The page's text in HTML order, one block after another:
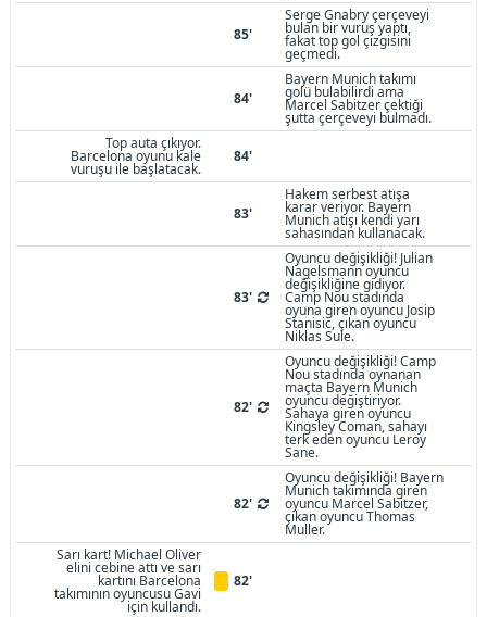
85'
Serge Gnabry çerçeveyi
bulan bir vuruş yaptı,
fakat top gol çizgisini
geçmedi.
84'
Bayern Munich takımı
golü bulabilirdi ama
Marcel Sabitzer çektiği
şutta çerçeveyi bulmadı.
Top auta çıkıyor.
Barcelona oyunu kale
vuruşu ile başlatacak.
84'
83'
Hakem serbest atışa
karar veriyor. Bayern
Munich atışı kendi yarı
sahasından kullanacak.
83'
Oyuncu değişikliği! Julian
Nagelsmann oyuncu
değişikliğine gidiyor.
Camp Nou stadında
oyuna giren oyuncu Josip
Stanisic, çıkan oyuncu
Niklas Sule.
82'
Oyuncu değişikliği! Camp
Nou stadında oynanan
maçta Bayern Munich
oyuncu değiştiriyor.
Sahaya giren oyuncu
Kingsley Coman, sahayı
terk eden oyuncu Leroy
Sane.
82'
Oyuncu değişikliği! Bayern
Munich takımında giren
oyuncu Marcel Sabitzer,
çıkan oyuncu Thomas
Muller.
Sarı kart! Michael Oliver
elini cebine attı ve sarı
kartını Barcelona
takımının oyuncusu Gavi
için kullandı.
82'